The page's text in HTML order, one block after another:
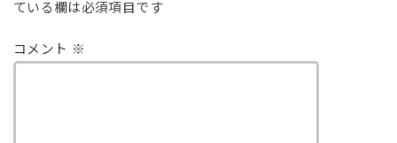
ている欄は必須項目です
コメント ※